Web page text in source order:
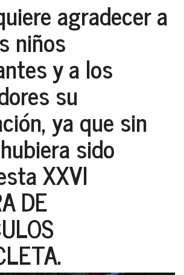
agradecer a
niños
y a los
su
ya que sin
sido
XXVI
DE